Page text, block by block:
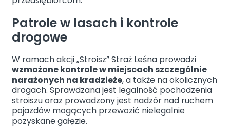
Patrole w lasach i kontrole
drogowe
W ramach akcji „Stroisz” Straż Leśna prowadzi
wzmożone kontrole w miejscach szczególnie
narażonych na kradzieże, a także na okolicznych
drogach. Sprawdzana jest legalność pochodzenia
stroiszu oraz prowadzony jest nadzór nad ruchem
pojazdów mogących przewozić nielegalnie
pozyskane gałęzie.